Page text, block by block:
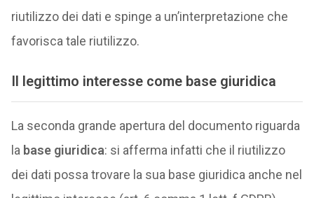
riutilizzo dei dati e spinge a un’interpretazione che
favorisca tale riutilizzo.
Il legittimo interesse come base giuridica
La seconda grande apertura del documento riguarda
la base giuridica: si afferma infatti che il riutilizzo
dei dati possa trovare la sua base giuridica anche nel